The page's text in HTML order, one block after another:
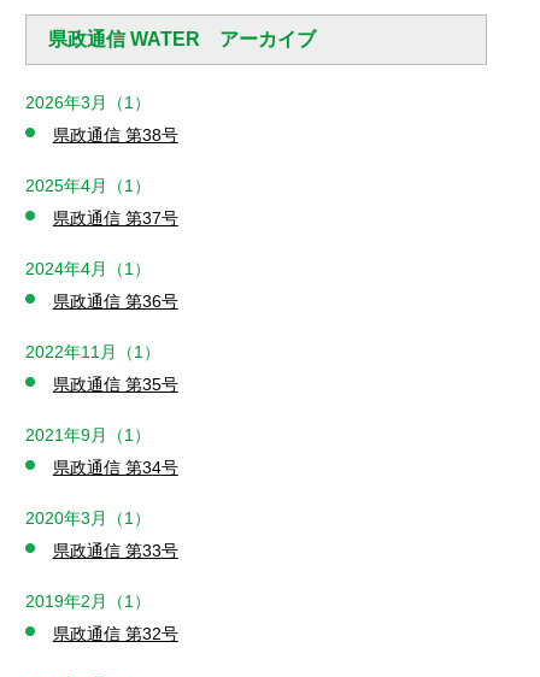
県政通信 WATER アーカイブ
2026年3月（1）
県政通信 第38号
2025年4月（1）
県政通信 第37号
2024年4月（1）
県政通信 第36号
2022年11月（1）
県政通信 第35号
2021年9月（1）
県政通信 第34号
2020年3月（1）
県政通信 第33号
2019年2月（1）
県政通信 第32号